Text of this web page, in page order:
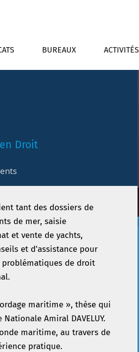
BUREAUX ACTIVITÉS
Droit
tant des dossiers de
de mer, saisie
et vente de yachts,
et d’assistance pour
de droit
maritime », thèse qui
Amiral DAVELUY.
maritime, au travers de
pratique.